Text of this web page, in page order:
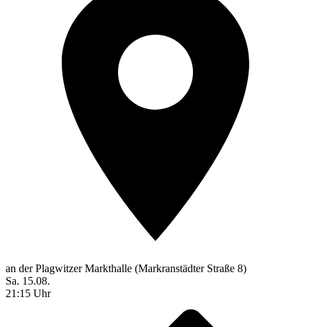
an der Plagwitzer Markthalle (Markranstädter Straße 8)
Sa. 15.08.
21:15 Uhr